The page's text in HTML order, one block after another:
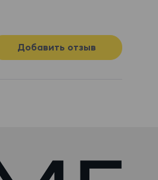
Добавить отзыв